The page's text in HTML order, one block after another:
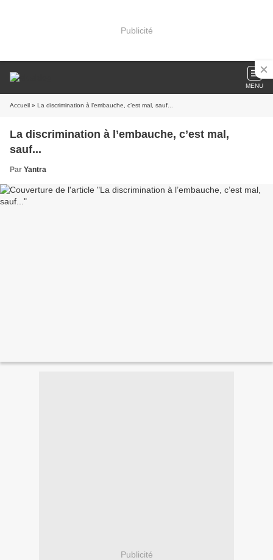
Publicité
MENU
Accueil » La discrimination à l’embauche, c’est mal, sauf...
La discrimination à l’embauche, c’est mal,
sauf...
Par Yantra
Publicité